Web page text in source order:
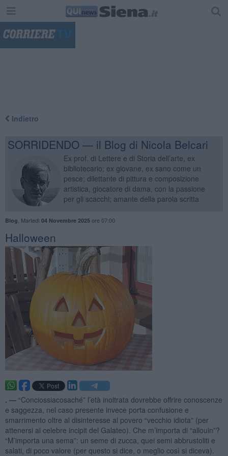
Indietro
SORRIDENDO — il Blog di Nicola Belcari
Ex prof. di Lettere e di Storia dell’arte, ex
bibliotecario; ex giovane, ex sano come un
pesce; dilettante di pittura e composizione
artistica, giocatore di dama, con la passione
per gli scacchi; amante della parola scritta
Blog Martedì 04 Novembre 2025ore 07:00
Halloween
. — “Conciossiacosaché” l’età inoltrata dovrebbe offrire conoscenze
e saggezza, nel caso presente invece porta confusione e
smarrimento oltre al disinteresse al povero “vecchio idiota” (per
attenersi al celebre incipit del Galateo). Che m’importa di “allouin”?
“M’importa una sema”: un seme di zucca, quei semi abbrustoliti e
salati, di poco valore (per questo si dice, o meglio così si diceva).